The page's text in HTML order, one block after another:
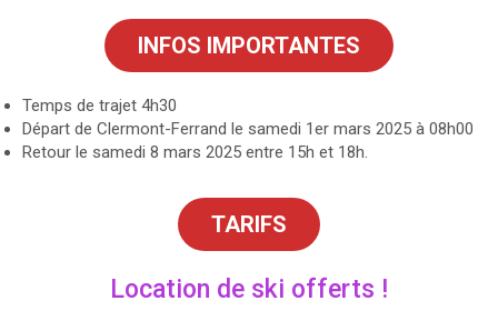
INFOS IMPORTANTES
Temps de trajet 4h30
Départ de Clermont-Ferrand le samedi 1er mars 2025 à 08h00
Retour le samedi 8 mars 2025 entre 15h et 18h.
TARIFS
Location de ski offerts !